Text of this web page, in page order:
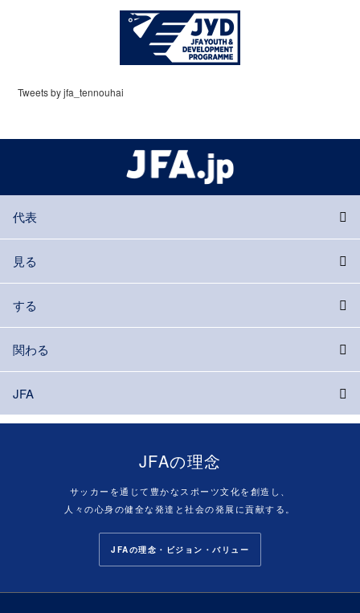
Tweets by jfa_tennouhai
代表
見る
する
関わる
JFA
JFAの理念
サッカーを通じて豊かなスポーツ文化を創造し、
人々の心身の健全な発達と社会の発展に貢献する。
JFAの理念・ビジョン・バリュー